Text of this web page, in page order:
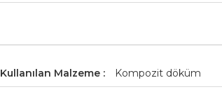
Kullanılan Malzeme Kompozit döküm